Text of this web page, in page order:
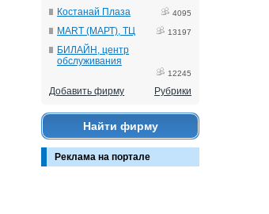
Костанай Плаза 4095
MART (МАРТ), ТЦ 13197
БИЛАЙН, центр
обслуживания
12245
Добавить фирму Рубрики
Найти фирму
Реклама на портале